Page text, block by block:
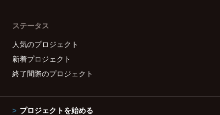
ステータス
人気のプロジェクト
新着プロジェクト
終了間際のプロジェクト
プロジェクトを始める